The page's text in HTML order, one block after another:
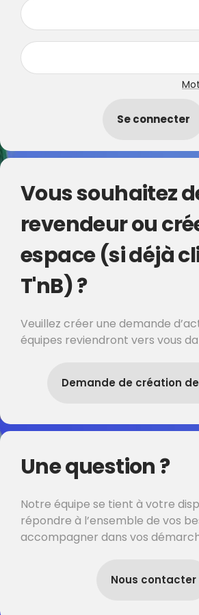
Se connecter
Vous souhaitez
revendeur ou
espace (si déjà
T'nB) ?
Veuillez créer une demande
équipes reviendront vers vous
Demande de création
Une question ?
Notre équipe se tient à votre
répondre à l’ensemble de vos
accompagner dans vos
Nous contacter